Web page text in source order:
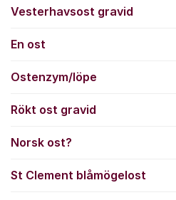
Vesterhavsost gravid
En ost
Ostenzym/löpe
Rökt ost gravid
Norsk ost?
St Clement blåmögelost